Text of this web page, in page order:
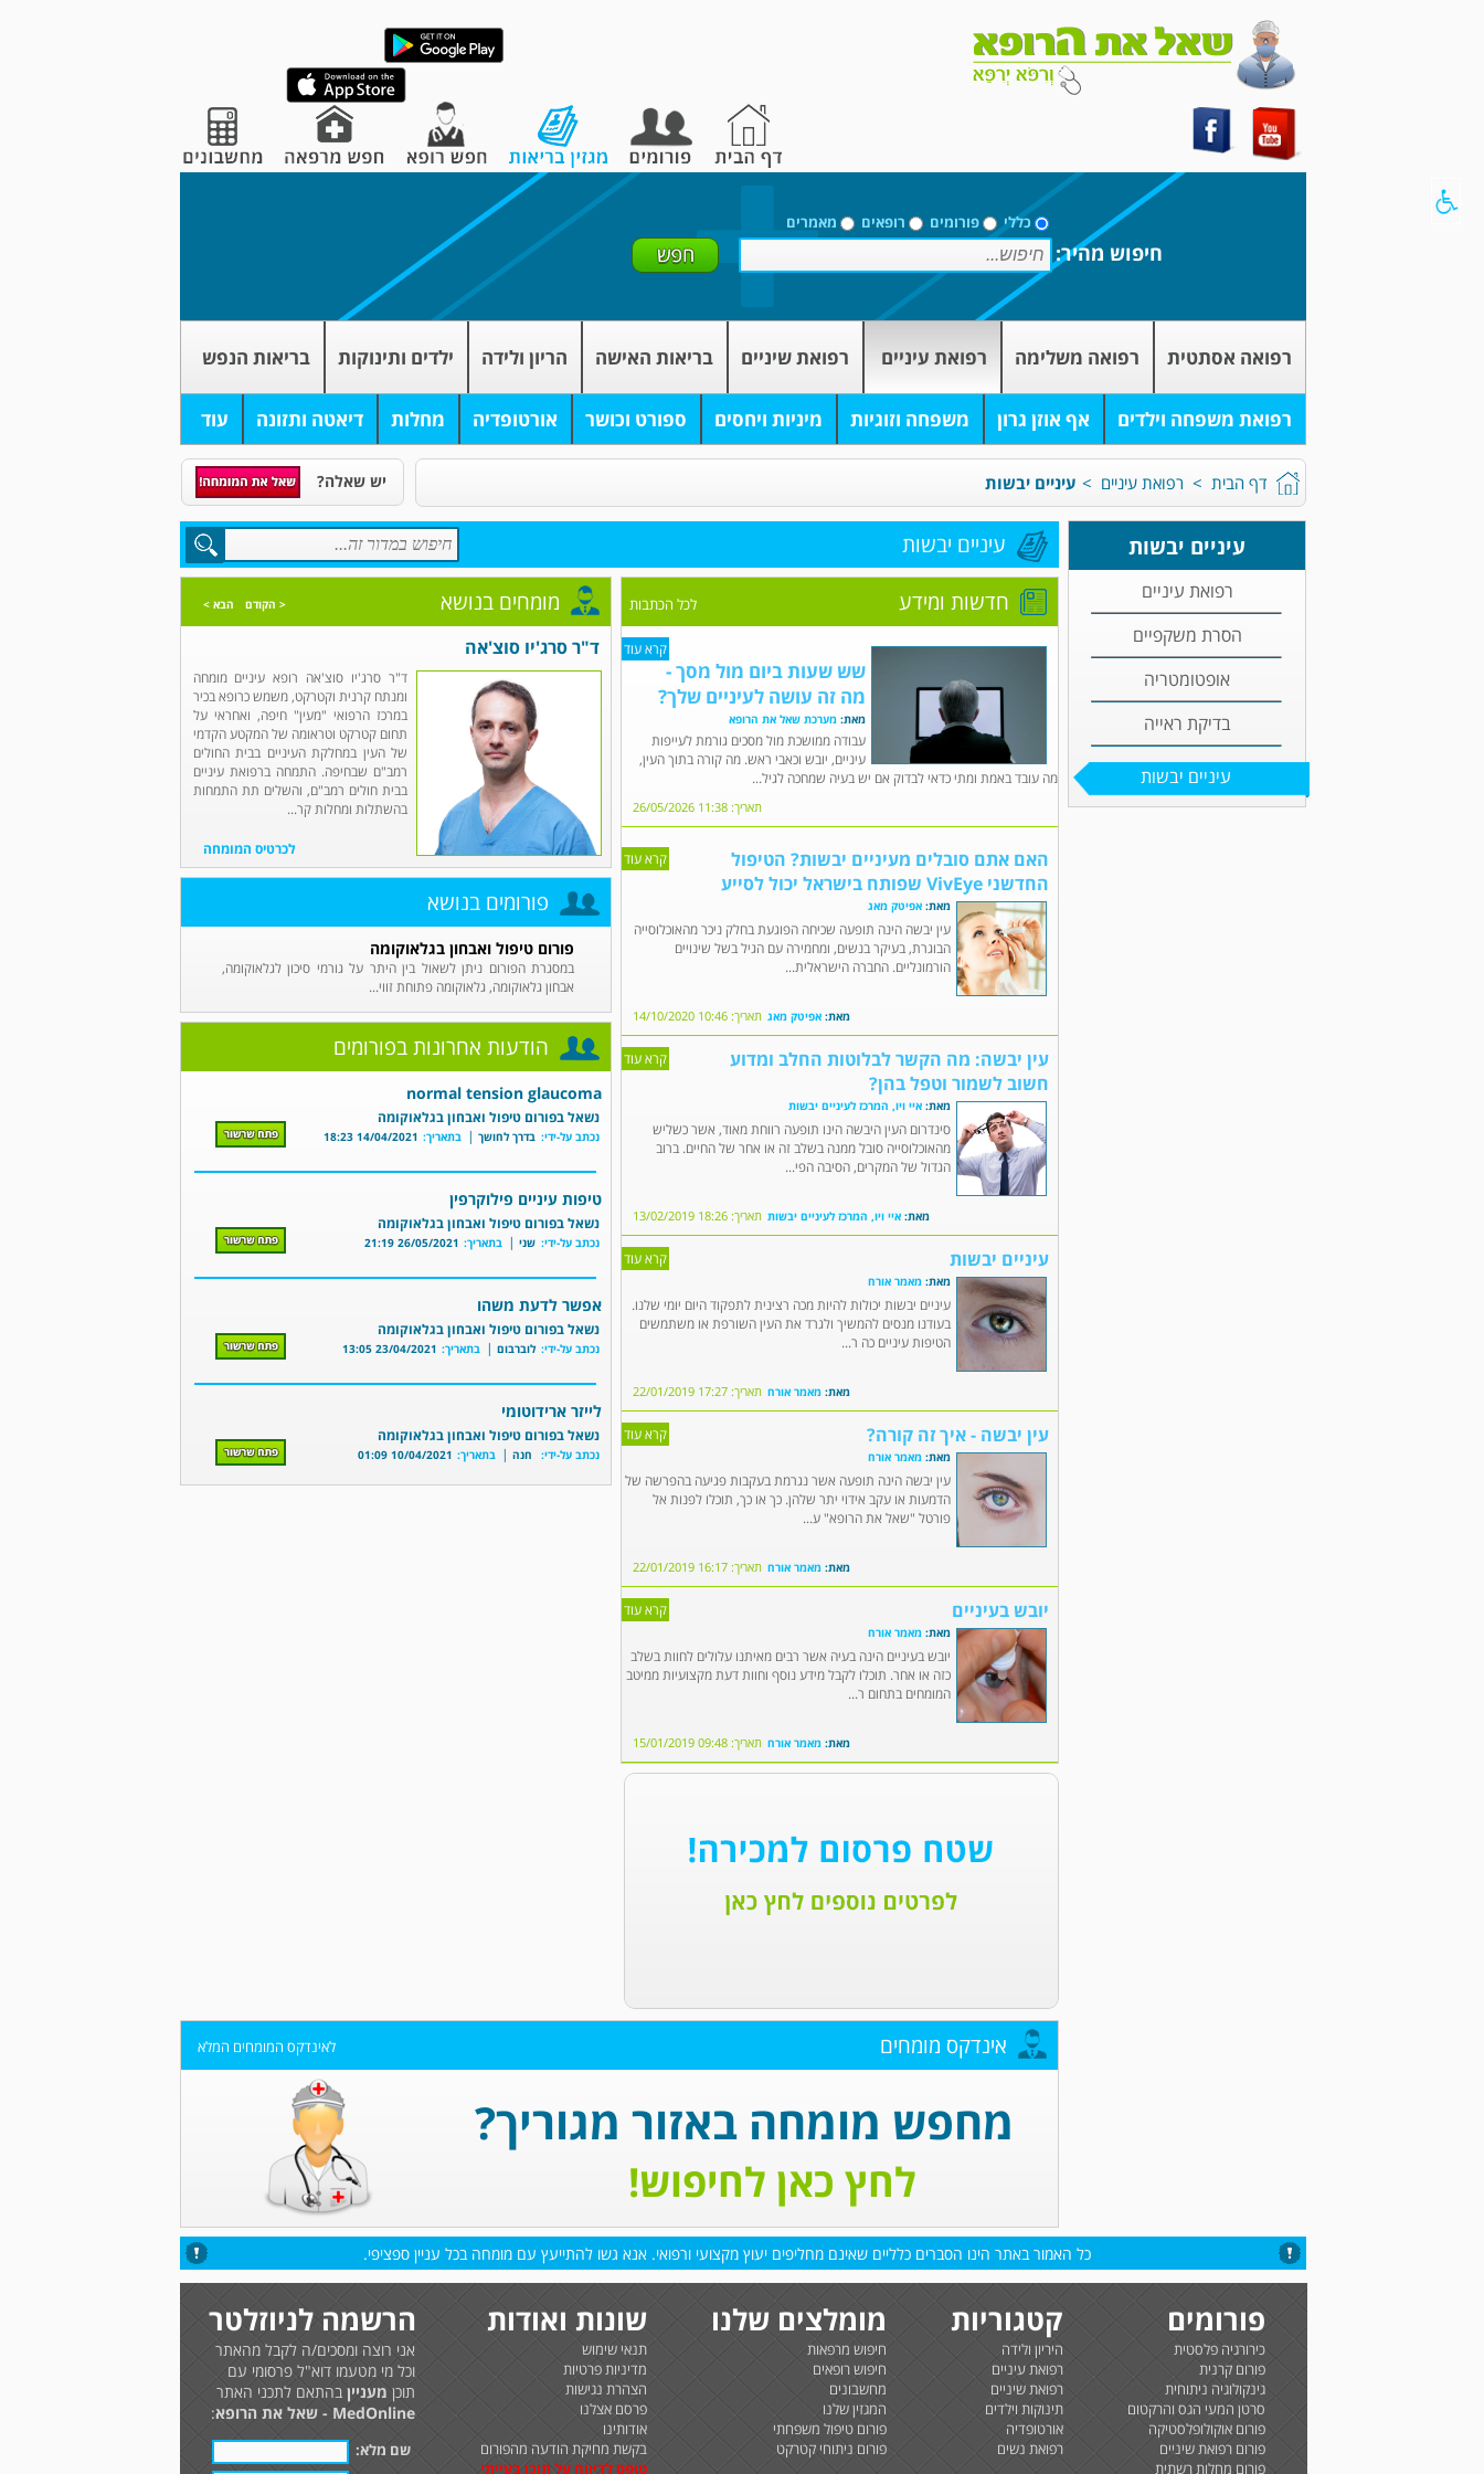
כללי פורומים רופאים מאמרים
חיפוש מהיר:
רפואה אסתטית רפואה משלימה רפואת עיניים רפואת שיניים בריאות האישה הריון ולידה ילדים ותינוקות בריאות הנפש
רפואת משפחה וילדים אף אוזן גרון משפחה וזוגיות מיניות ויחסים ספורט וכושר אורטופדיה מחלות דיאטה ותזונה עוד
דף הבית > רפואת עיניים > עיניים יבשות יש שאלה?
עיניים יבשות
רפואת עיניים
הסרת משקפיים
אופטומטריה
בדיקת ראייה
עיניים יבשות
עיניים יבשות
חדשות ומידע
לכל הכתבות
קרא עוד
שש שעות ביום מול מסך -
מה זה עושה לעיניים שלך?
מאת: מערכת שאל את הרופא
עבודה ממושכת מול מסכים גורמת לעייפות
עיניים, יובש וכאבי ראש. מה קורה בתוך העין,
מה עובד באמת ומתי כדאי לבדוק אם יש בעיה שמחכה לגיל...
תאריך: 11:38 26/05/2026
קרא עוד
האם אתם סובלים מעיניים יבשות? הטיפול
החדשני VivEye שפותח בישראל יכול לסייע
מאת: אפיטק מאג
עין יבשה הינה תופעה שכיחה הפוגעת בחלק ניכר מהאוכלוסייה
הבוגרת, בעיקר בנשים, ומחמירה עם הגיל בשל שינויים
הורמונליים. החברה הישראלית...
מאת: אפיטק מאג תאריך: 10:46 14/10/2020
קרא עוד
עין יבשה: מה הקשר לבלוטות החלב ומדוע
חשוב לשמור וטפל בהן?
מאת: איי ויו, המרכז לעיניים יבשות
סינדרום העין היבשה הינו תופעה רווחת מאוד, אשר כשליש
מהאוכלוסייה סובל ממנה בשלב זה או אחר של החיים. ברוב
הגדול של המקרים, הסיבה הפי...
מאת: איי ויו, המרכז לעיניים יבשות תאריך: 18:26 13/02/2019
קרא עוד עיניים יבשות
מאת: מאמר אורח
עיניים יבשות יכולות להיות מכה רצינית לתפקוד היום יומי שלנו.
בעודנו מנסים להמשיך ולגרד את העין השורפת או משתמשים
הטיפות עיניים כה ר...
מאת: מאמר אורח תאריך: 17:27 22/01/2019
קרא עוד עין יבשה - איך זה קורה?
מאת: מאמר אורח
עין יבשה הינה תופעה אשר נגרמת בעקבות פגיעה בהפרשה של
הדמעות או עקב אידוי יתר שלהן. כך או כך, תוכלו לפנות אל
פורטל "שאל את הרופא" ע...
מאת: מאמר אורח תאריך: 16:17 22/01/2019
קרא עוד יובש בעיניים
מאת: מאמר אורח
יובש בעיניים הינה בעיה אשר רבים מאיתנו עלולים לחוות בשלב
כזה או אחר. תוכלו לקבל מידע נוסף וחוות דעת מקצועיות ממיטב
המומחים בתחום ר...
מאת: מאמר אורח תאריך: 09:48 15/01/2019
מומחים בנושא הבא > < הקודם
ד"ר סרג'יו סוצ'אה
ד"ר סרג'יו סוצ'אה רופא עיניים מומחה
ומנתח קרנית וקטרקט, משמש כרופא בכיר
במרכז הרפואי "מעין" חיפה, ואחראי על
תחום קטרקט וטראומה של המקטע הקדמי
של העין במחלקת העיניים בבית החולים
רמב"ם שבחיפה. התמחה ברפואת עיניים
בבית חולים רמב"ם, והשלים תת התמחות
בהשתלות ומחלות קר...
לכרטיס המומחה
פורומים בנושא
פורום טיפול ואבחון בגלאוקומה
במסגרת הפורום ניתן לשאול בין היתר על גורמי סיכון לגלאוקומה,
אבחון גלאוקומה, גלאוקומה פתוחת זווי...
הודעות אחרונות בפורומים
normal tension glaucoma
נשאל בפורום טיפול ואבחון בגלאוקומה
נכתב על-ידי: בדרך לחושך | בתאריך: 14/04/2021 18:23
טיפות עיניים פילוקרפין
נשאל בפורום טיפול ואבחון בגלאוקומה
נכתב על-ידי: שני | בתאריך: 26/05/2021 21:19
אפשר לדעת משהו
נשאל בפורום טיפול ואבחון בגלאוקומה
נכתב על-ידי: לוברבום | בתאריך: 23/04/2021 13:05
לייזר ארידוטומי
נשאל בפורום טיפול ואבחון בגלאוקומה
נכתב על-ידי: חנה | בתאריך: 10/04/2021 01:09
אינדקס מומחים לאינדקס המומחים המלא
מחפש מומחה באזור מגוריך?
לחץ כאן לחיפוש!
כל האמור באתר הינו הסברים כלליים שאינם מחליפים יעוץ מקצועי ורפואי. אנא גשו להתייעץ עם מומחה בכל עניין ספציפי.
פורומים
כירורגיה פלסטית
פורום קרנית
גינקולוגיה ניתוחית
סרטן המעי הגס והרקטום
פורום אוקולופלסטיקה
פורום רפואת שיניים
פורום מחלות רשתית
קטגוריות
היריון ולידה
רפואת עיניים
רפואת שיניים
תינוקות וילדים
אורטופדיה
רפואת נשים
מומלצים שלנו
חיפוש מרפאות
חיפוש רופאים
מחשבונים
המגזין שלנו
פורום טיפול משפחתי
פורום ניתוחי קטרקט
שונות ואודות
תנאי שימוש
מדיניות פרטיות
הצהרת נגישות
פרסם אצלנו
אודותינו
בקשת מחיקת הודעה מהפורום
טופס לדיווח על תוכן בעייתי
הרשמה לניוזלטר
אני רוצה ומסכים/ה לקבל מהאתר
וכל מי מטעמו דוא"ל פרסומי עם
תוכן מעניין בהתאם לתכני האתר
MedOnline - שאל את הרופא
:
שם מלא: